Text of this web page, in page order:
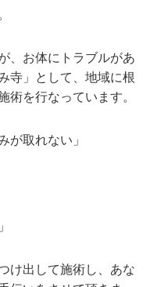
、お体にトラブルがあ
寺」として、地域に根
術を行なっています。
が取れない」
け出して施術し、あな